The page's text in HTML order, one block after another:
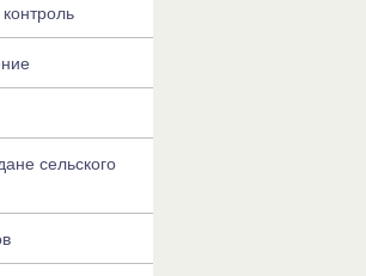
сельского